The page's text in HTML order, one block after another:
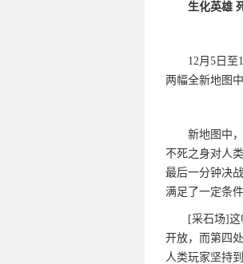
生化英雄
12月5日
两幅全新地图
新地图中
不死之身对人
最后一分钟决
满足了一定条
[采石场]
开放，而第四
人类玩家坚持